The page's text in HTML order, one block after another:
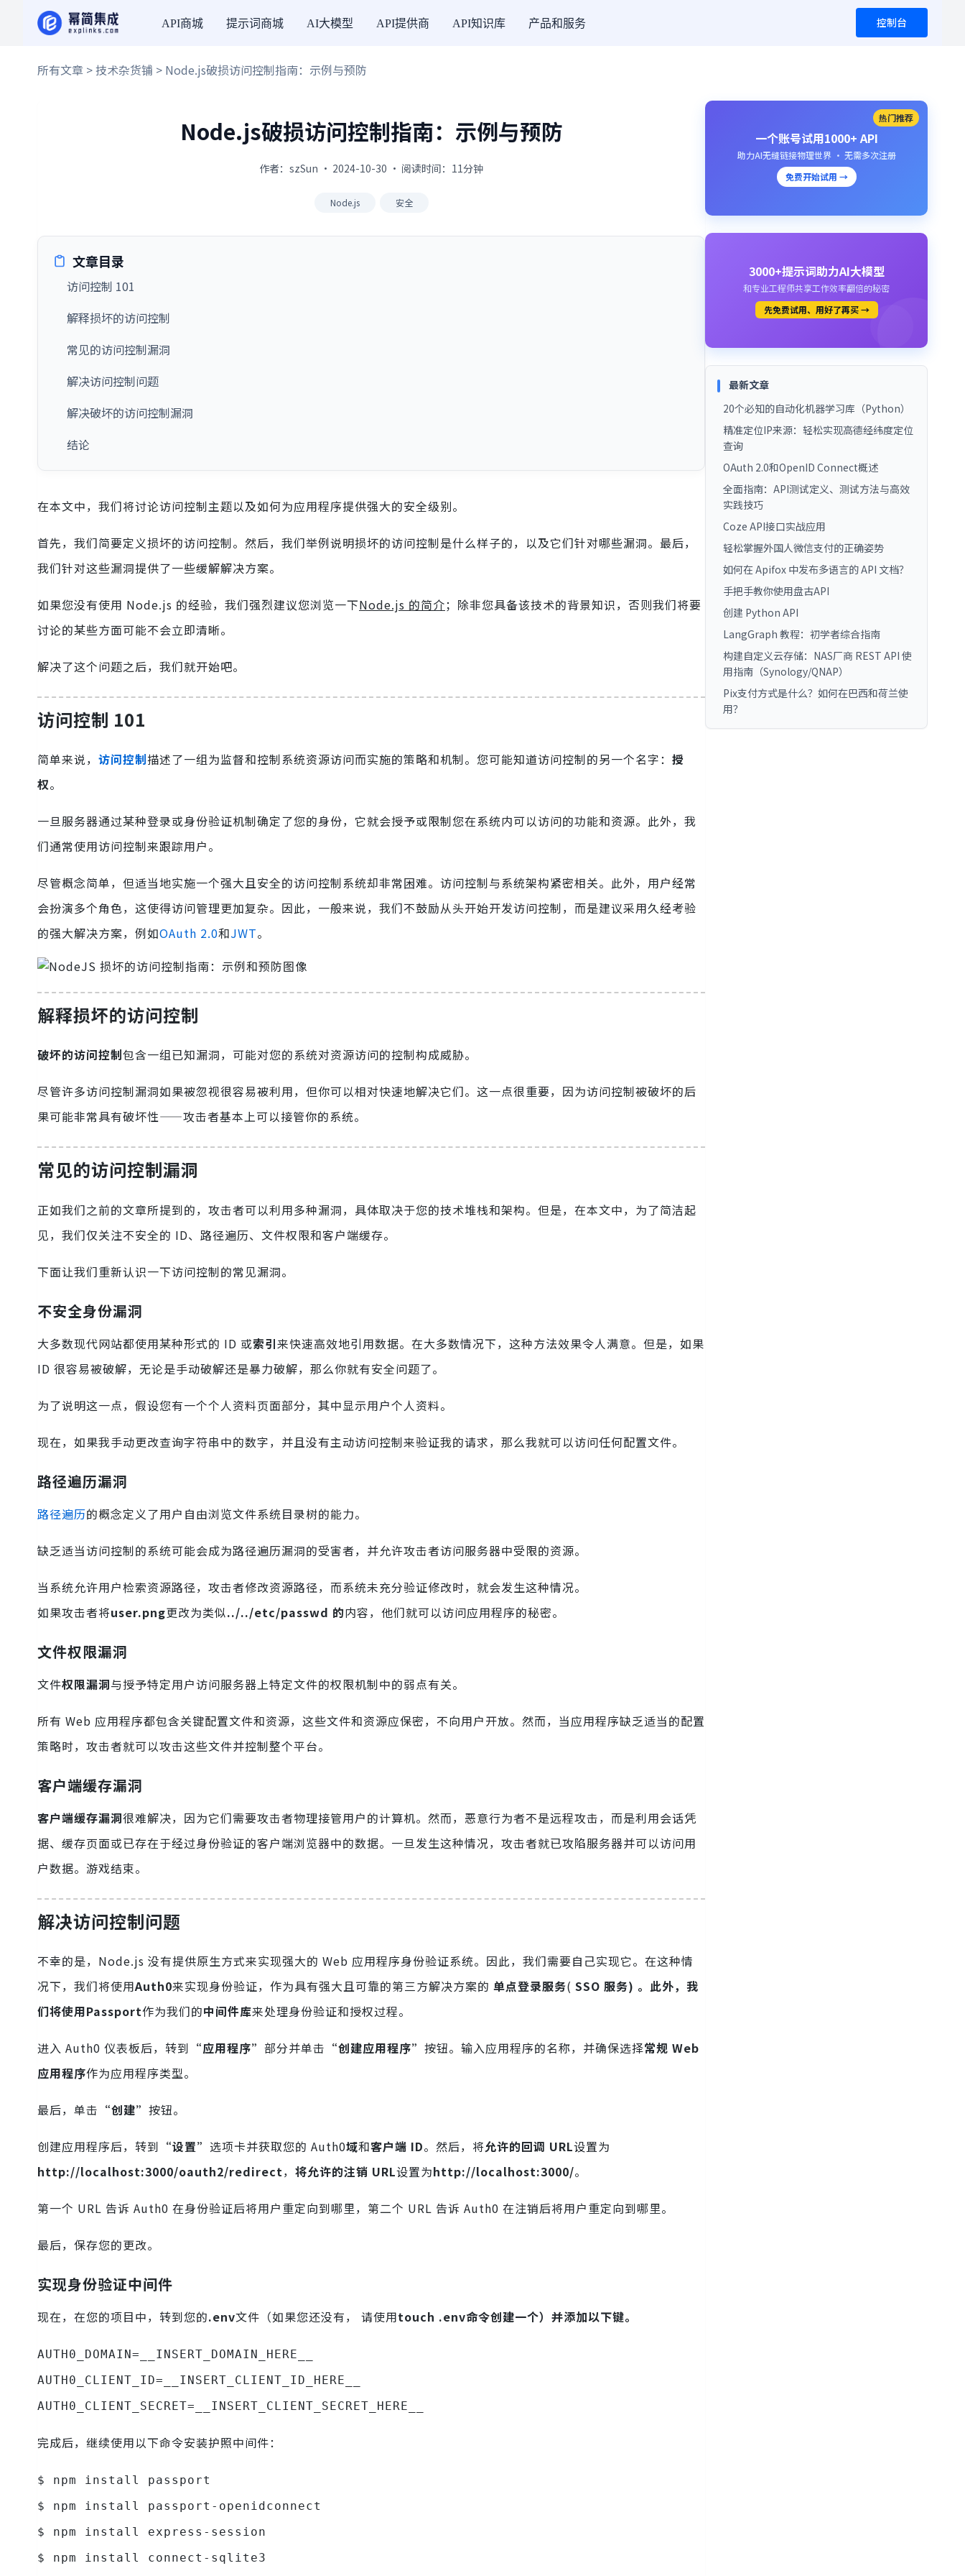
API商城 提示词商城 AI大模型 API提供商 API知识库 产品和服务 控制台
所有文章 >技术杂货铺 > Node.js破损访问控制指南：示例与预防
Node.js破损访问控制指南：示例与预防
作者：szSun · 2024-10-30 · 阅读时间：11分钟
Node.js 安全
文章目录
访问控制 101
解释损坏的访问控制
常见的访问控制漏洞
解决访问控制问题
解决破坏的访问控制漏洞
结论
在本文中，我们将讨论访问控制主题以及如何为应用程序提供强大的安全级别。
首先，我们简要定义损坏的访问控制。然后，我们举例说明损坏的访问控制是什么样子的，以及它们针对哪些漏洞。最后，
我们针对这些漏洞提供了一些缓解解决方案。
如果您没有使用 Node.js 的经验，我们强烈建议您浏览一下Node.js 的简介；除非您具备该技术的背景知识，否则我们将要
讨论的某些方面可能不会立即清晰。
解决了这个问题之后，我们就开始吧。
访问控制 101
简单来说， 访问控制描述了一组为监督和控制系统资源访问而实施的策略和机制。您可能知道访问控制的另一个名字： 授
权。
一旦服务器通过某种登录或身份验证机制确定了您的身份，它就会授予或限制您在系统内可以访问的功能和资源。此外，我
们通常使用访问控制来跟踪用户。
尽管概念简单，但适当地实施一个强大且安全的访问控制系统却非常困难。访问控制与系统架构紧密相关。此外，用户经常
会扮演多个角色，这使得访问管理更加复杂。因此，一般来说，我们不鼓励从头开始开发访问控制，而是建议采用久经考验
的强大解决方案，例如OAuth 2.0和JWT。
解释损坏的访问控制
破坏的访问控制包含一组已知漏洞，可能对您的系统对资源访问的控制构成威胁。
尽管许多访问控制漏洞如果被忽视很容易被利用，但你可以相对快速地解决它们。这一点很重要，因为访问控制被破坏的后
果可能非常具有破坏性——攻击者基本上可以接管你的系统。
常见的访问控制漏洞
正如我们之前的文章所提到的，攻击者可以利用多种漏洞，具体取决于您的技术堆栈和架构。但是，在本文中，为了简洁起
见，我们仅关注不安全的 ID、路径遍历、文件权限和客户端缓存。
下面让我们重新认识一下访问控制的常见漏洞。
不安全身份漏洞
大多数现代网站都使用某种形式的 ID 或索引来快速高效地引用数据。在大多数情况下，这种方法效果令人满意。但是，如果
ID 很容易被破解，无论是手动破解还是暴力破解，那么你就有安全问题了。
为了说明这一点，假设您有一个个人资料页面部分，其中显示用户个人资料。
现在，如果我手动更改查询字符串中的数字，并且没有主动访问控制来验证我的请求，那么我就可以访问任何配置文件。
路径遍历漏洞
路径遍历的概念定义了用户自由浏览文件系统目录树的能力。
缺乏适当访问控制的系统可能会成为路径遍历漏洞的受害者，并允许攻击者访问服务器中受限的资源。
当系统允许用户检索资源路径，攻击者修改资源路径，而系统未充分验证修改时，就会发生这种情况。
如果攻击者将user.png更改为类似../../etc/passwd 的内容，他们就可以访问应用程序的秘密。
文件权限漏洞
文件权限漏洞与授予特定用户访问服务器上特定文件的权限机制中的弱点有关。
所有 Web 应用程序都包含关键配置文件和资源，这些文件和资源应保密，不向用户开放。然而，当应用程序缺乏适当的配置
策略时，攻击者就可以攻击这些文件并控制整个平台。
客户端缓存漏洞
客户端缓存漏洞很难解决，因为它们需要攻击者物理接管用户的计算机。然而，恶意行为者不是远程攻击，而是利用会话凭
据、缓存页面或已存在于经过身份验证的客户端浏览器中的数据。一旦发生这种情况，攻击者就已攻陷服务器并可以访问用
户数据。游戏结束。
解决访问控制问题
不幸的是，Node.js 没有提供原生方式来实现强大的 Web 应用程序身份验证系统。因此，我们需要自己实现它。在这种情
况下，我们将使用Auth0来实现身份验证，作为具有强大且可靠的第三方解决方案的 单点登录服务( SSO 服务) 。此外，我
们将使用Passport作为我们的中间件库来处理身份验证和授权过程。
进入 Auth0 仪表板后，转到 “应用程序” 部分并单击 “创建应用程序” 按钮。输入应用程序的名称，并确保选择常规 Web
应用程序作为应用程序类型。
最后，单击 “创建” 按钮。
创建应用程序后，转到 “设置” 选项卡并获取您的 Auth0域和客户端 ID。然后，将允许的回调 URL设置为
http://localhost:3000/oauth2/redirect， 将允许的注销 URL设置为http://localhost:3000/。
第一个 URL 告诉 Auth0 在身份验证后将用户重定向到哪里，第二个 URL 告诉 Auth0 在注销后将用户重定向到哪里。
最后，保存您的更改。
实现身份验证中间件
现在，在您的项目中，转到您的.env文件（如果您还没有， 请使用touch .env命令创建一个）并添加以下键。
AUTH0_DOMAIN=__INSERT_DOMAIN_HERE__
AUTH0_CLIENT_ID=__INSERT_CLIENT_ID_HERE__
AUTH0_CLIENT_SECRET=__INSERT_CLIENT_SECRET_HERE__
完成后，继续使用以下命令安装护照中间件：
$ npm install passport
$ npm install passport-openidconnect
$ npm install express-session
$ npm install connect-sqlite3
热门推荐
一个账号试用1000+ API
助力AI无缝链接物理世界 · 无需多次注册
免费开始试用 →
3000+提示词助力AI大模型
和专业工程师共享工作效率翻倍的秘密
先免费试用、用好了再买 →
最新文章
20个必知的自动化机器学习库（Python）
精准定位IP来源：轻松实现高德经纬度定位
查询
OAuth 2.0和OpenID Connect概述
全面指南：API测试定义、测试方法与高效
实践技巧
Coze API接口实战应用
轻松掌握外国人微信支付的正确姿势
如何在 Apifox 中发布多语言的 API 文档？
手把手教你使用盘古API
创建 Python API
LangGraph 教程：初学者综合指南
构建自定义云存储：NAS厂商 REST API 使
用指南（Synology/QNAP）
Pix支付方式是什么？如何在巴西和荷兰使
用？